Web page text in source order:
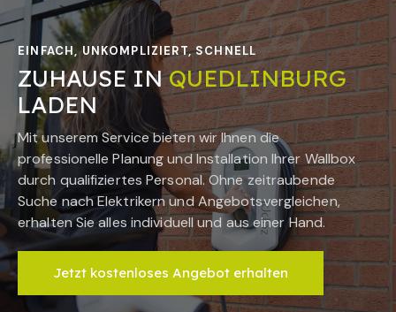
EINFACH, UNKOMPLIZIERT, SCHNELL
ZUHAUSE INQUEDLINBURG
LADEN
Mit unserem Service bieten wir Ihnen die
professionelle Planung und Installation Ihrer Wallbox
durch qualifiziertes Personal. Ohne zeitraubende
Suche nach Elektrikern und Angebotsvergleichen,
erhalten Sie alles individuell und aus einer Hand.
Jetzt kostenloses Angebot erhalten